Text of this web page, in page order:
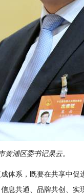
黄浦区委书记杲云。
系，既要在共享中促
息共通、品牌共创、